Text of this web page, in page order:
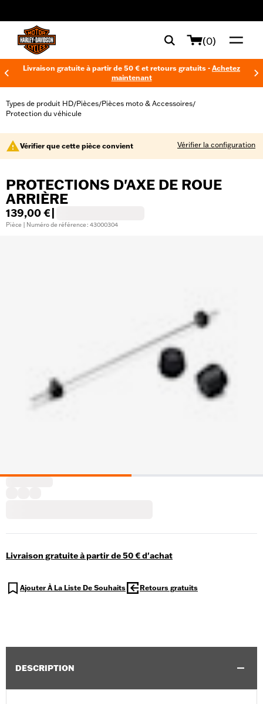
(0)
Livraison gratuite à partir de 50 € et retours gratuits - Achetez
maintenant
Types de produit HD/Pièces/Pièces moto & Accessoires/
Protection du véhicule
Vérifier que cette pièce convient Vérifier la configuration
PROTECTIONS D'AXE DE ROUE
ARRIÈRE
139,00 €
Pièce | Numéro de référence : 43000304
Livraison gratuite à partir de 50 € d'achat
Ajouter À La Liste De Souhaits Retours gratuits
DESCRIPTION